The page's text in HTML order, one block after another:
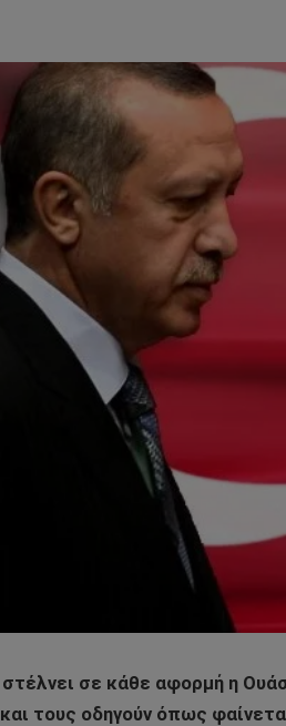
σε κάθε αφορμή η
τους οδηγούν όπως